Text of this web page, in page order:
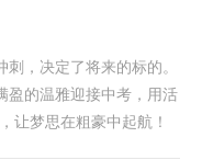
，决定了将来的标的。
盈的温雅迎接中考，用活
让梦思在粗豪中起航！